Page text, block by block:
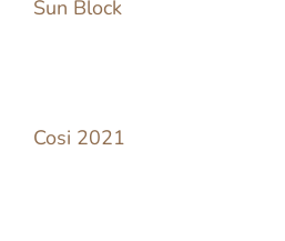
Sun Block
Cosi 2021